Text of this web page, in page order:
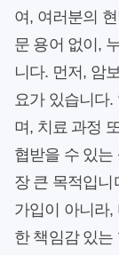
여, 여러분의
문 용어 없이,
니다. 먼저, 암
요가 있습니다.
며, 치료 과정
협받을 수 있
장 큰 목적입니
가입이 아니라,
한 책임감 있는